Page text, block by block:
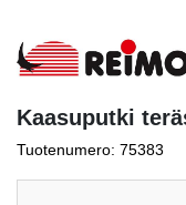
Kaasuputki
Tuotenumero: 75383